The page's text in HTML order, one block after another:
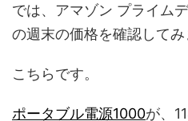
では、アマゾン プライム
の週末の価格を確認してみ
こちらです。
ポータブル電源1000が、